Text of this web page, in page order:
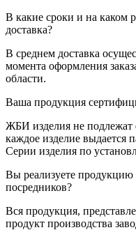
В какие сроки и на каком
доставка?
В среднем доставка
момента оформления
области.
Ваша продукция
ЖБИ изделия не подлежат
каждое изделие выдается
Серии изделия по
Вы реализуете продукцию
посредников?
Вся продукция,
продукт производства